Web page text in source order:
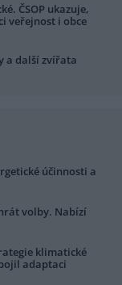
ČSOP ukazuje,
veřejnost i obce
a další zvířata
účinnosti a
volby. Nabízí
klimatické
adaptaci